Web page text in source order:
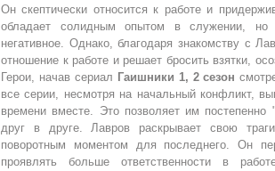
Он скептически относится к работе и
обладает солидным опытом в служении,
негативное. Однако, благодаря знакомству с
отношение к работе и решает бросить взятки,
Герои, начав сериал Гаишники 1, 2 сезон
все серии, несмотря на начальный конфликт,
времени вместе. Это позволяет им постепенно
друг в друге. Лавров раскрывает свою
поворотным моментом для последнего. Он
проявлять больше ответственности в